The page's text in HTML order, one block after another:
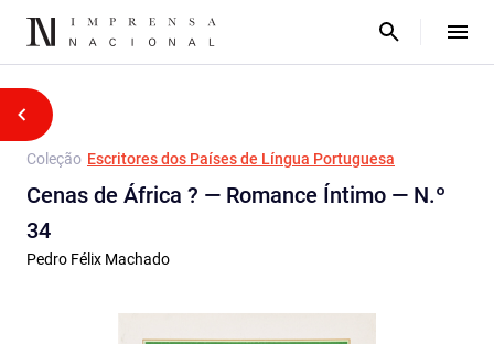
Coleção Escritores dos Países de Língua Portuguesa
Cenas de África ? — Romance Íntimo — N.º
34
Pedro Félix Machado